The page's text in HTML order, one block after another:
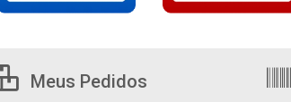
Meus Pedidos